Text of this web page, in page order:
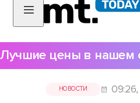
Лучшие цены в нашем
НОВОСТИ